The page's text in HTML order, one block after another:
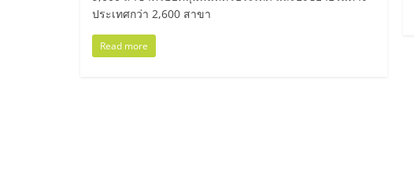
รน
ไชส์
ประเทศกว่า 2,600 สาขา
Read more